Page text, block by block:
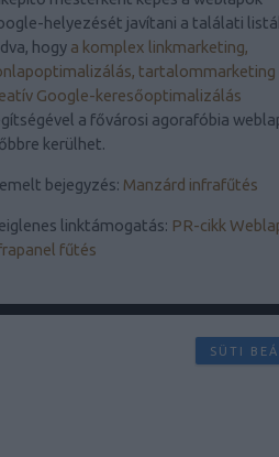
helyezését javítani a találati
hogy a komplex linkmarketing,
tartalommarketing
Google-keresőoptimalizálás
a fővárosi agorafóbia
kerülhet.
bejegyzés: Manzárd infrafűtés
linktámogatás: PR-cikk
fűtés
SÜTI